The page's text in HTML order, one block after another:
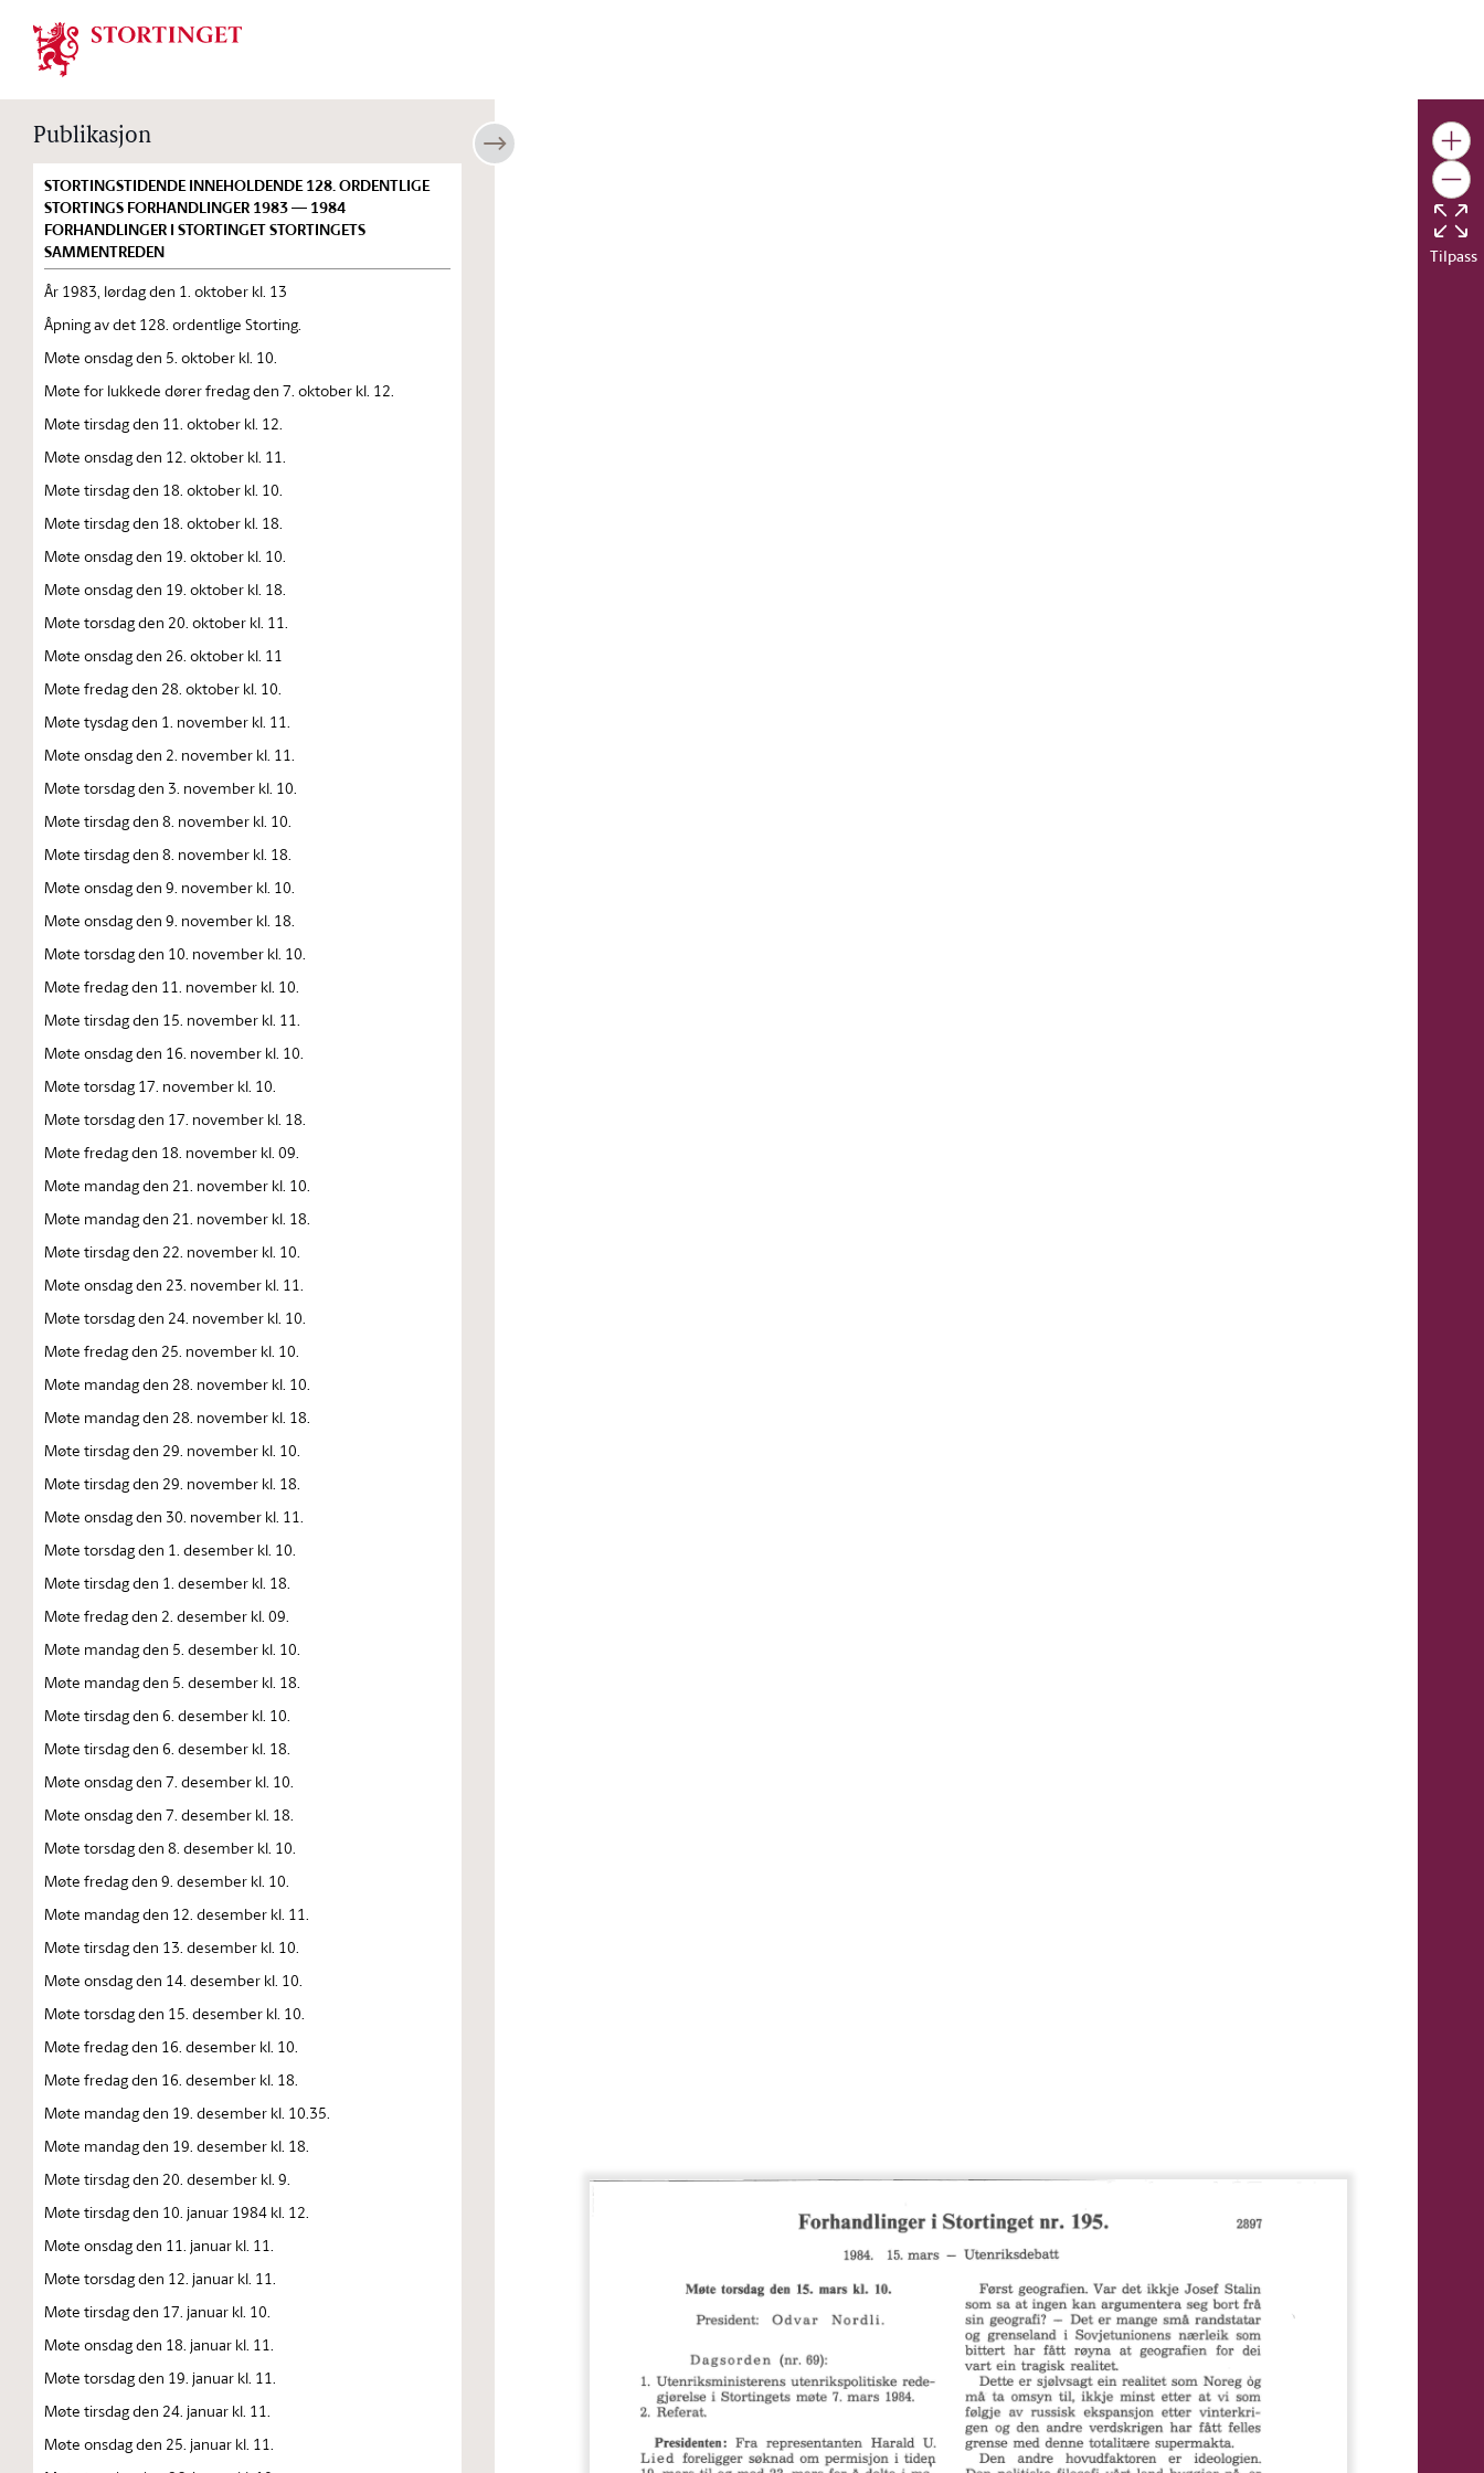
Stortinget.no
Publikasjon
STORTINGSTIDENDE INNEHOLDENDE 128. ORDENTLIGE
STORTINGS FORHANDLINGER 1983 — 1984
FORHANDLINGER I STORTINGET STORTINGETS
SAMMENTREDEN
År 1983, lørdag den 1. oktober kl. 13
Åpning av det 128. ordentlige Storting.
Møte onsdag den 5. oktober kl. 10.
Møte for lukkede dører fredag den 7. oktober kl. 12.
Møte tirsdag den 11. oktober kl. 12.
Møte onsdag den 12. oktober kl. 11.
Møte tirsdag den 18. oktober kl. 10.
Møte tirsdag den 18. oktober kl. 18.
Møte onsdag den 19. oktober kl. 10.
Møte onsdag den 19. oktober kl. 18.
Møte torsdag den 20. oktober kl. 11.
Møte onsdag den 26. oktober kl. 11
Møte fredag den 28. oktober kl. 10.
Møte tysdag den 1. november kl. 11.
Møte onsdag den 2. november kl. 11.
Møte torsdag den 3. november kl. 10.
Møte tirsdag den 8. november kl. 10.
Møte tirsdag den 8. november kl. 18.
Møte onsdag den 9. november kl. 10.
Møte onsdag den 9. november kl. 18.
Møte torsdag den 10. november kl. 10.
Møte fredag den 11. november kl. 10.
Møte tirsdag den 15. november kl. 11.
Møte onsdag den 16. november kl. 10.
Møte torsdag 17. november kl. 10.
Møte torsdag den 17. november kl. 18.
Møte fredag den 18. november kl. 09.
Møte mandag den 21. november kl. 10.
Møte mandag den 21. november kl. 18.
Møte tirsdag den 22. november kl. 10.
Møte onsdag den 23. november kl. 11.
Møte torsdag den 24. november kl. 10.
Møte fredag den 25. november kl. 10.
Møte mandag den 28. november kl. 10.
Møte mandag den 28. november kl. 18.
Møte tirsdag den 29. november kl. 10.
Møte tirsdag den 29. november kl. 18.
Møte onsdag den 30. november kl. 11.
Møte torsdag den 1. desember kl. 10.
Møte tirsdag den 1. desember kl. 18.
Møte fredag den 2. desember kl. 09.
Møte mandag den 5. desember kl. 10.
Møte mandag den 5. desember kl. 18.
Møte tirsdag den 6. desember kl. 10.
Møte tirsdag den 6. desember kl. 18.
Møte onsdag den 7. desember kl. 10.
Møte onsdag den 7. desember kl. 18.
Møte torsdag den 8. desember kl. 10.
Møte fredag den 9. desember kl. 10.
Møte mandag den 12. desember kl. 11.
Møte tirsdag den 13. desember kl. 10.
Møte onsdag den 14. desember kl. 10.
Møte torsdag den 15. desember kl. 10.
Møte fredag den 16. desember kl. 10.
Møte fredag den 16. desember kl. 18.
Møte mandag den 19. desember kl. 10.35.
Møte mandag den 19. desember kl. 18.
Møte tirsdag den 20. desember kl. 9.
Møte tirsdag den 10. januar 1984 kl. 12.
Møte onsdag den 11. januar kl. 11.
Møte torsdag den 12. januar kl. 11.
Møte tirsdag den 17. januar kl. 10.
Møte onsdag den 18. januar kl. 11.
Møte torsdag den 19. januar kl. 11.
Møte tirsdag den 24. januar kl. 11.
Møte onsdag den 25. januar kl. 11.